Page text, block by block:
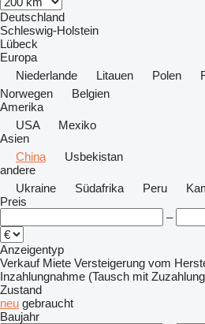
Deutschland
Schleswig-Holstein
Lübeck
Europa
Niederlande
Litauen Polen
Norwegen
Belgien
Amerika
USA
Mexiko
Asien
China
Usbekistan
andere
Ukraine
Südafrika Peru
Preis
–
Anzeigentyp
Verkauf Miete Versteigerung vom
Inzahlungnahme (Tausch mit
Zustand
neu gebraucht
Baujahr